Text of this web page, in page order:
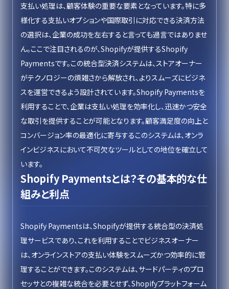
支払い処理は、顧客体験の重要な要素となっています。特に多
様化する支払いオプションや国際取引に対応できる決済方法
の選択は、企業の成功を左右すると言っても過言ではありませ
ん。ここで注目されるのが、Shopifyが提供するShopify
Paymentsです。この統合型決済システムは、ストアオーナー
がテクノロジーの煩雑さから解放され、よりスムーズにビジネ
スを運営できるよう設計されています。Shopify Paymentsを
利用することで、企業は支払い処理を効率化し、迅速かつ安全
な取引を提供することが可能となります。顧客満足度の向上と
コンバージョン率の最適化に寄与するこのシステムは、オンラ
インビジネスにおいて不可欠なツールとしての地位を確立して
います。
Shopify Paymentsとは？その基本的な仕
組みと利点
Shopify Paymentsは、Shopifyが提供する統合型の決済処
理サービスであり、これを利用することでビジネスオーナー
は、オンラインストアの支払い体験をスムーズかつ効率的に管
理することができます。このシステムは、サードパーティのプロ
セッサとの複雑な統合を必要とせず、Shopifyプラットフォーム